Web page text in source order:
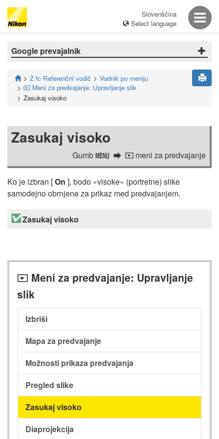
Slovenščina
Select language
Google prevajalnik
Z fc Referenčni vodič Vodnik po meniju
D Meni za predvajanje: Upravljanje slik
Zasukaj visoko
Zasukaj visoko
Gumb G D meni za predvajanje
Ko je izbran [On ], bodo »visoke« (portretne) slike
samodejno obrnjene za prikaz med predvajanjem.
Zasukaj visoko
D Meni za predvajanje: Upravljanje
slik
Izbriši
Mapa za predvajanje
Možnosti prikaza predvajanja
Pregled slike
Zasukaj visoko
Diaprojekcija